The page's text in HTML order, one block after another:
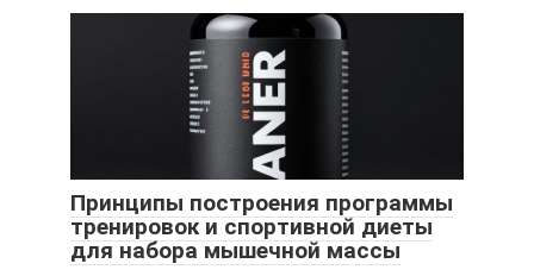
Принципы построения программы
тренировок и спортивной диеты
для набора мышечной массы